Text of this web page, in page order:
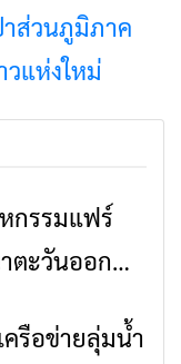
ส่วนภูมิภาค
แห่งใหม่
ข่าวเชียงราย
กรรมแฟร์
ตะวันออก
ด่น และเสน่ห์
ข่าวเชียงราย
ครือข่ายลุ่มน้ำ